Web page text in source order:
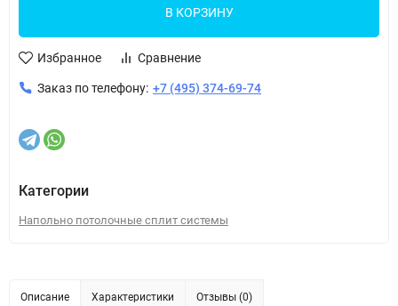
В КОРЗИНУ
Избранное Сравнение
Заказ по телефону: +7 (495) 374-69-74
Категории
Напольно потолочные сплит системы
Описание Характеристики Отзывы (0)